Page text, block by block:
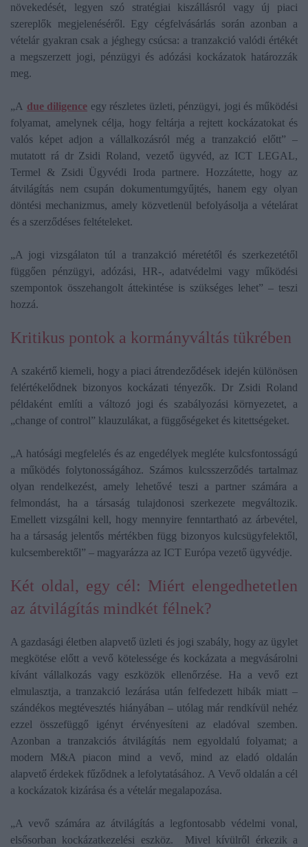
növekedését, legyen szó stratégiai kiszállásról vagy új piaci
szereplők megjelenéséről. Egy cégfelvásárlás során azonban a
vételár gyakran csak a jéghegy csúcsa: a tranzakció valódi értékét
a megszerzett jogi, pénzügyi és adózási kockázatok határozzák
meg.
„A due diligence egy részletes üzleti, pénzügyi, jogi és működési
folyamat, amelynek célja, hogy feltárja a rejtett kockázatokat és
valós képet adjon a vállalkozásról még a tranzakció előtt” –
mutatott rá dr Zsidi Roland, vezető ügyvéd, az ICT LEGAL,
Termel & Zsidi Ügyvédi Iroda partnere. Hozzátette, hogy az
átvilágítás nem csupán dokumentumgyűjtés, hanem egy olyan
döntési mechanizmus, amely közvetlenül befolyásolja a vételárat
és a szerződéses feltételeket.
„A jogi vizsgálaton túl a tranzakció méretétől és szerkezetétől
függően pénzügyi, adózási, HR-, adatvédelmi vagy működési
szempontok összehangolt áttekintése is szükséges lehet” – teszi
hozzá.
Kritikus pontok a kormányváltás tükrében
A szakértő kiemeli, hogy a piaci átrendeződések idején különösen
felértékelődnek bizonyos kockázati tényezők. Dr Zsidi Roland
példaként említi a változó jogi és szabályozási környezetet, a
„change of control” klauzulákat, a függőségeket és kitettségeket.
„A hatósági megfelelés és az engedélyek megléte kulcsfontosságú
a működés folytonosságához. Számos kulcsszerződés tartalmaz
olyan rendelkezést, amely lehetővé teszi a partner számára a
felmondást, ha a társaság tulajdonosi szerkezete megváltozik.
Emellett vizsgálni kell, hogy mennyire fenntartható az árbevétel,
ha a társaság jelentős mértékben függ bizonyos kulcsügyfelektől,
kulcsemberektől” – magyarázza az ICT Európa vezető ügyvédje.
Két oldal, egy cél: Miért elengedhetetlen
az átvilágítás mindkét félnek?
A gazdasági életben alapvető üzleti és jogi szabály, hogy az ügylet
megkötése előtt a vevő kötelessége és kockázata a megvásárolni
kívánt vállalkozás vagy eszközök ellenőrzése. Ha a vevő ezt
elmulasztja, a tranzakció lezárása után felfedezett hibák miatt –
szándékos megtévesztés hiányában – utólag már rendkívül nehéz
ezzel összefüggő igényt érvényesíteni az eladóval szemben.
Azonban a tranzakciós átvilágítás nem egyoldalú folyamat; a
modern M&A piacon mind a vevő, mind az eladó oldalán
alapvető érdekek fűződnek a lefolytatásához. A Vevő oldalán a cél
a kockázatok kizárása és a vételár megalapozása.
„A vevő számára az átvilágítás a legfontosabb védelmi vonal,
elsősorban kockázatkezelési eszköz. Mivel kívülről érkezik a